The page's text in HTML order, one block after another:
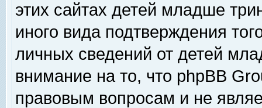
этих сайтах детей младше
иного вида подтверждения
личных сведений от детей
внимание на то, что phpBB
правовым вопросам и не